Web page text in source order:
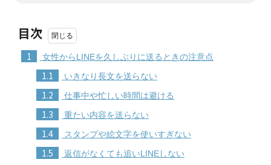
目次
1 女性からLINEを久しぶりに送るときの注意点
1.1 いきなり長文を送らない
1.2 仕事中や忙しい時間は避ける
1.3 重たい内容を送らない
1.4 スタンプや絵文字を使いすぎない
1.5 返信がなくても追いLINEしない